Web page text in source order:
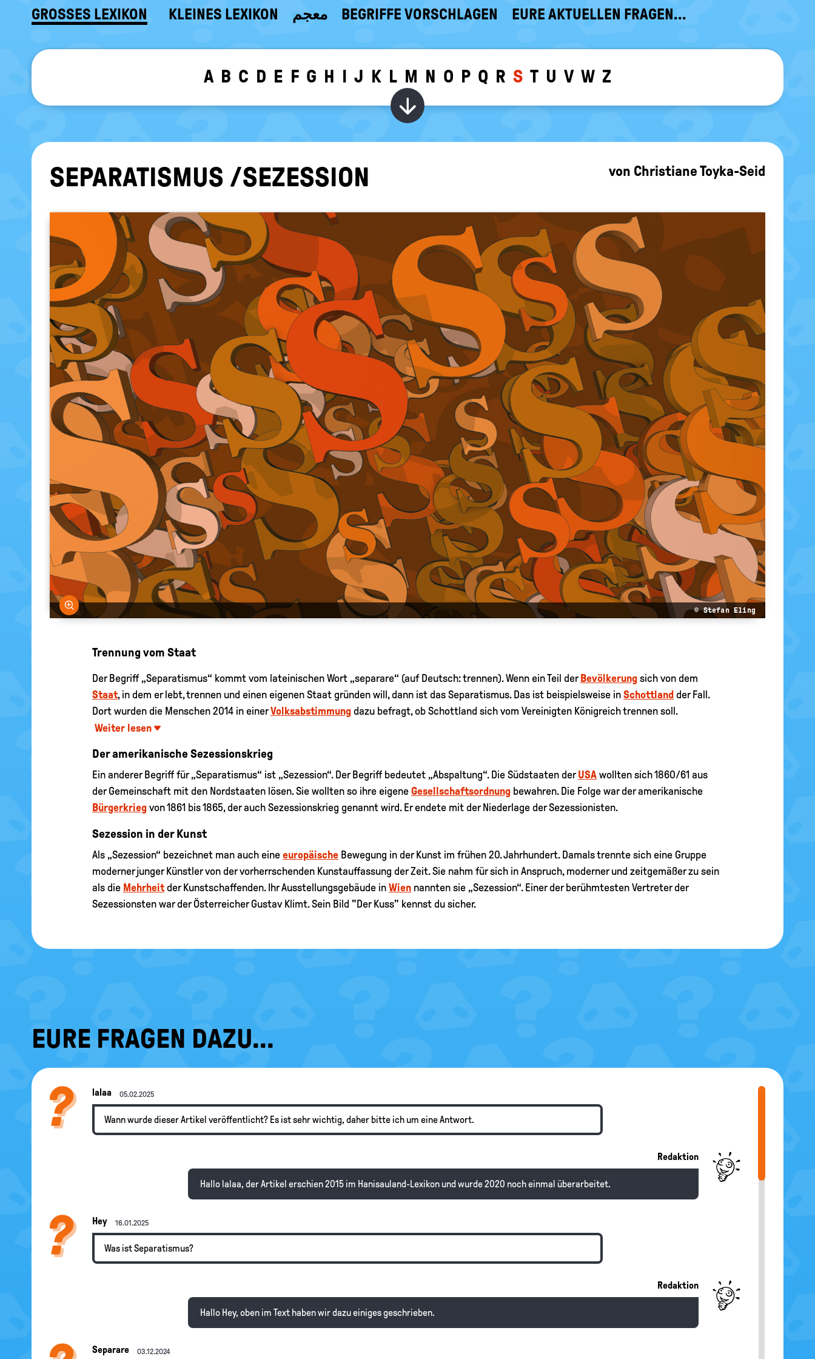
GROSSES LEXIKON KLEINES LEXIKON معجم BEGRIFFE VORSCHLAGEN EURE AKTUELLEN FRAGEN...
A B C D E F G H I J K L M N O P Q R S T U V W Z
Wörter zu dem gewählten Buchstaben ein-/
SE­PA­RA­TIS­MUS /SE­ZES­SI­ON von Christiane Toyka-Seid
Bild vergrößern
© Stefan Eling
Trennung vom Staat
Der Begriff „Separatismus“ kommt vom lateinischen Wort „separare“ (auf Deutsch: trennen). Wenn ein Teil derBevölkerung sich von dem
Staat, in dem er lebt, trennen und einen eigenen Staat gründen will, dann ist das Separatismus. Das ist beispielsweise in Schottland der Fall.
Dort wurden die Menschen 2014 in einerVolksabstimmung dazu befragt, ob Schottland sich vom Vereinigten Königreich trennen soll.
Weiter lesen
Der amerikanische Sezessionskrieg
Ein anderer Begriff für „Separatismus“ ist „Sezession“. Der Begriff bedeutet „Abspaltung“. Die Südstaaten derUSA wollten sich 1860/61 aus
der Gemeinschaft mit den Nordstaaten lösen. Sie wollten so ihre eigene Gesellschaftsordnung bewahren. Die Folge war der amerikanische
Bürgerkrieg von 1861 bis 1865, der auch Sezessionskrieg genannt wird. Er endete mit der Niederlage der Sezessionisten.
Sezession in der Kunst
Als „Sezession“ bezeichnet man auch eine europäische Bewegung in der Kunst im frühen 20. Jahrhundert. Damals trennte sich eine Gruppe
moderner junger Künstler von der vorherrschenden Kunstauffassung der Zeit. Sie nahm für sich in Anspruch, moderner und zeitgemäßer zu sein
als die Mehrheitder Kunstschaffenden. Ihr Ausstellungsgebäude in Wien nannten sie „Sezession“. Einer der berühmtesten Vertreter der
Sezessionsten war der Österreicher Gustav Klimt. Sein Bild "Der Kuss" kennst du sicher.
EURE FRAGEN DAZU...
lalaa 05.02.2025
Wann wurde dieser Artikel veröffentlicht? Es ist sehr wichtig, daher bitte ich um eine Antwort.
Redaktion
Hallo lalaa, der Artikel erschien 2015 im Hanisauland-Lexikon und wurde 2020 noch einmal überarbeitet.
Hey 16.01.2025
Was ist Separatismus?
Redaktion
Hallo Hey, oben im Text haben wir dazu einiges geschrieben.
Separare 03.12.2024